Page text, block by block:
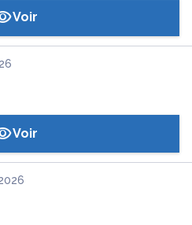
Voir
Voir